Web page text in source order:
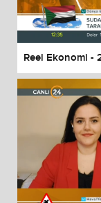
Reel Ekonomi -